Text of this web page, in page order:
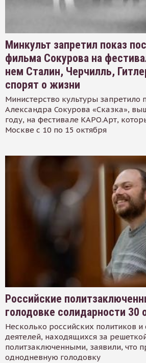
Минкульт запретил показ
фильма Сокурова на
нем Сталин, Черчилль,
спорят о жизни
Министерство культуры запретило
Александра Сокурова «Сказка»,
году, на фестивале КАРО.Арт,
Москве с 10 по 15 октября
Российские
голодовке солидарности 30
Несколько российских политиков
деятелей, находящихся за
политзаключенными, заявили, что
однодневную голодовку